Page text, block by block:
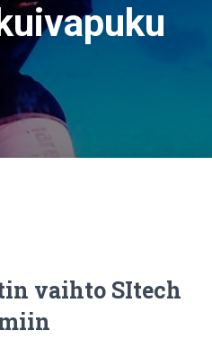
kuivapuku
vaihto SItech